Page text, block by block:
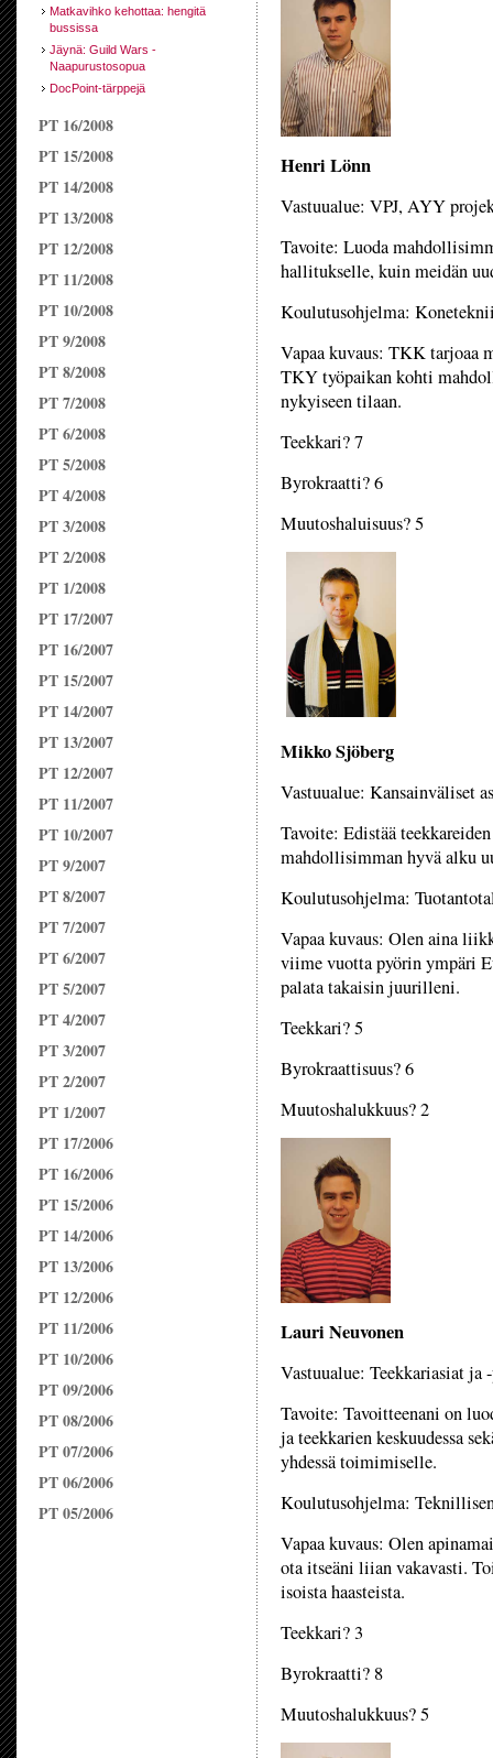
Matkavihko kehottaa: hengitä
bussissa
Jäynä: Guild Wars -
Naapurustosopua
DocPoint-tärppejä
PT 16/2008
PT 15/2008
PT 14/2008
PT 13/2008
PT 12/2008
PT 11/2008
PT 10/2008
PT 9/2008
PT 8/2008
PT 7/2008
PT 6/2008
PT 5/2008
PT 4/2008
PT 3/2008
PT 2/2008
PT 1/2008
PT 17/2007
PT 16/2007
PT 15/2007
PT 14/2007
PT 13/2007
PT 12/2007
PT 11/2007
PT 10/2007
PT 9/2007
PT 8/2007
PT 7/2007
PT 6/2007
PT 5/2007
PT 4/2007
PT 3/2007
PT 2/2007
PT 1/2007
PT 17/2006
PT 16/2006
PT 15/2006
PT 14/2006
PT 13/2006
PT 12/2006
PT 11/2006
PT 10/2006
PT 09/2006
PT 08/2006
PT 07/2006
PT 06/2006
PT 05/2006
Henri Lönn
Vastuualue: VPJ, AYY
Tavoite: Luoda
hallitukselle, kuin meidän
Koulutusohjelma:
Vapaa kuvaus: TKK tarjoaa
TKY työpaikan kohti
nykyiseen tilaan.
Teekkari? 7
Byrokraatti? 6
Muutoshaluisuus? 5
Mikko Sjöberg
Vastuualue: Kansainväliset
Tavoite: Edistää
mahdollisimman hyvä alku
Koulutusohjelma:
Vapaa kuvaus: Olen aina
viime vuotta pyörin ympäri
palata takaisin juurilleni.
Teekkari? 5
Byrokraattisuus? 6
Muutoshalukkuus? 2
Lauri Neuvonen
Vastuualue: Teekkariasiat ja
Tavoite: Tavoitteenani on
ja teekkarien keskuudessa
yhdessä toimimiselle.
Koulutusohjelma:
Vapaa kuvaus: Olen
ota itseäni liian vakavasti.
isoista haasteista.
Teekkari? 3
Byrokraatti? 8
Muutoshalukkuus? 5